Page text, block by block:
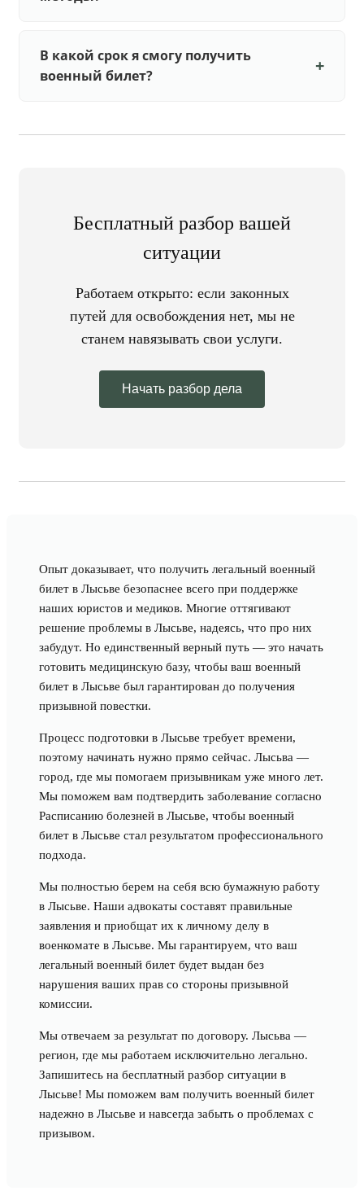
В какой срок я смогу получить
военный билет?
Бесплатный разбор вашей
ситуации
Работаем открыто: если законных
путей для освобождения нет, мы не
станем навязывать свои услуги.
Начать разбор дела
Опыт доказывает, что получить легальный военный
билет в Лысьве безопаснее всего при поддержке
наших юристов и медиков. Многие оттягивают
решение проблемы в Лысьве, надеясь, что про них
забудут. Но единственный верный путь — это начать
готовить медицинскую базу, чтобы ваш военный
билет в Лысьве был гарантирован до получения
призывной повестки.
Процесс подготовки в Лысьве требует времени,
поэтому начинать нужно прямо сейчас. Лысьва —
город, где мы помогаем призывникам уже много лет.
Мы поможем вам подтвердить заболевание согласно
Расписанию болезней в Лысьве, чтобы военный
билет в Лысьве стал результатом профессионального
подхода.
Мы полностью берем на себя всю бумажную работу
в Лысьве. Наши адвокаты составят правильные
заявления и приобщат их к личному делу в
военкомате в Лысьве. Мы гарантируем, что ваш
легальный военный билет будет выдан без
нарушения ваших прав со стороны призывной
комиссии.
Мы отвечаем за результат по договору. Лысьва —
регион, где мы работаем исключительно легально.
Запишитесь на бесплатный разбор ситуации в
Лысьве! Мы поможем вам получить военный билет
надежно в Лысьве и навсегда забыть о проблемах с
призывом.